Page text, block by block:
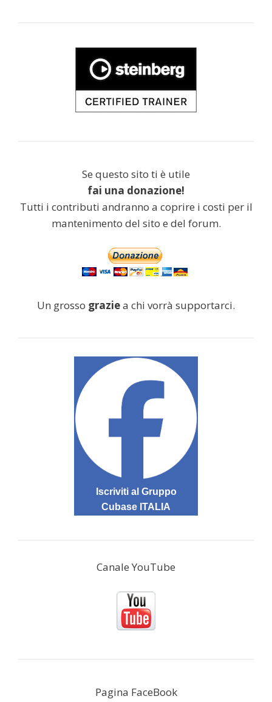
Se questo sito ti è utile
fai una donazione!
Tutti i contributi andranno a coprire i costi per il
mantenimento del sito e del forum.
Un grosso graziea chi vorrà supportarci.
Iscriviti al Gruppo
Cubase ITALIA
Canale YouTube
Pagina FaceBook